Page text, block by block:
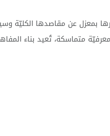
بمعزل عن مقاصدها الكليّة
معرفيّة متماسكة، تُعيد بناء